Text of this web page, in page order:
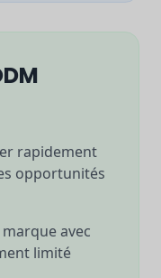
rapidement
opportunités
avec
limité